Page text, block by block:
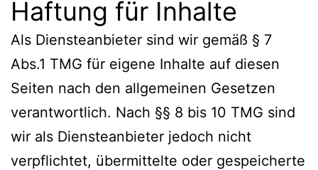
Haftung für Inhalte
Als Diensteanbieter sind wir gemäß § 7
Abs.1 TMG für eigene Inhalte auf diesen
Seiten nach den allgemeinen Gesetzen
verantwortlich. Nach §§ 8 bis 10 TMG sind
wir als Diensteanbieter jedoch nicht
verpflichtet, übermittelte oder gespeicherte